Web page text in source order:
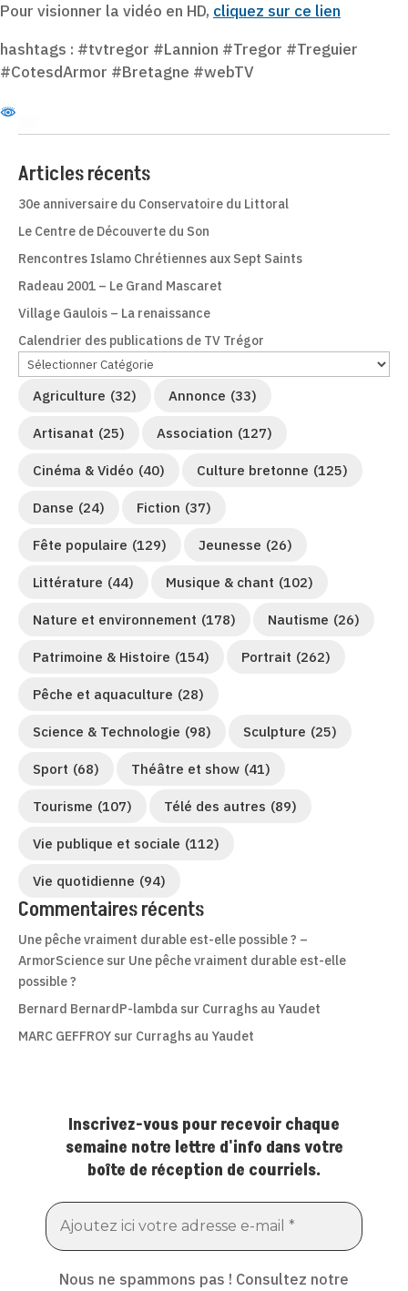
Pour visionner la vidéo en HD, cliquez sur ce lien
hashtags : #tvtregor #Lannion #Tregor #Treguier
#CotesdArmor #Bretagne #webTV
Articles récents
30e anniversaire du Conservatoire du Littoral
Le Centre de Découverte du Son
Rencontres Islamo Chrétiennes aux Sept Saints
Radeau 2001 – Le Grand Mascaret
Village Gaulois – La renaissance
Calendrier des publications de TV Trégor
Agriculture (32) Annonce (33)
Artisanat (25) Association (127)
Cinéma & Vidéo (40) Culture bretonne (125)
Danse (24) Fiction (37)
Fête populaire (129) Jeunesse (26)
Littérature (44) Musique & chant (102)
Nature et environnement (178) Nautisme (26)
Patrimoine & Histoire (154) Portrait (262)
Pêche et aquaculture (28)
Science & Technologie (98) Sculpture (25)
Sport (68) Théâtre et show (41)
Tourisme (107) Télé des autres (89)
Vie publique et sociale (112)
Vie quotidienne (94)
Commentaires récents
Une pêche vraiment durable est-elle possible ? –
ArmorScience sur Une pêche vraiment durable est-elle
possible ?
Bernard BernardP-lambda sur Curraghs au Yaudet
MARC GEFFROY sur Curraghs au Yaudet
Inscrivez-vous pour recevoir chaque
semaine notre lettre d'info dans votre
boîte de réception de courriels.
Nous ne spammons pas ! Consultez notre